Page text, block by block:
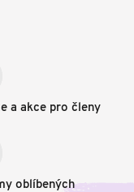
a akce pro členy
oblíbených